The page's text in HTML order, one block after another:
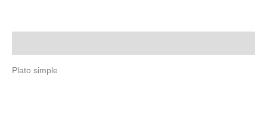
Plato simple